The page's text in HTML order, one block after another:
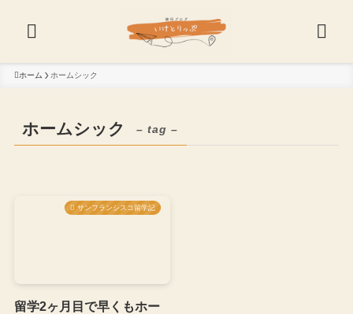
ホーム ホームシック
ホームシック – tag –
サンフランシスコ留学記
留学2ヶ月目で早くもホー